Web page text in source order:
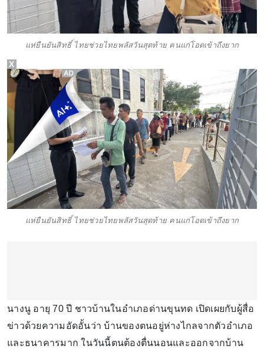
แห่ยืนยันสิทธิ์ ไทยช่วยไทยพลัสวันสุดท้าย คนแก่โอดเข้าถึงยาก
แห่ยืนยันสิทธิ์ ไทยช่วยไทยพลัสวันสุดท้าย คนแก่โอดเข้าถึงยาก
นางนู อายุ 70 ปี ชาวบ้านในอำเภอด่านขุนทด เปิดเผยกับผู้สื่อ
ข่าวด้วยความอัดอั้นว่า บ้านของตนอยู่ห่างไกลจากตัวอำเภอ
และธนาคารมาก ในวันนี้ตนต้องตื่นนอนและออกจากบ้าน
X